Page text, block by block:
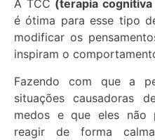
A TCC (terapia
é ótima para esse tipo
modificar os
inspiram o
Fazendo com que a
situações causadoras
medos e que eles não
reagir de forma